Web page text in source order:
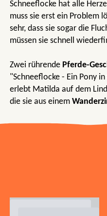
Schneeflocke hat alle
muss sie erst ein Problem
sehr, dass sie sogar die
müssen sie schnell
Zwei rührende Pferde-
"Schneeflocke - Ein Pony
erlebt Matilda auf dem
die sie aus einem